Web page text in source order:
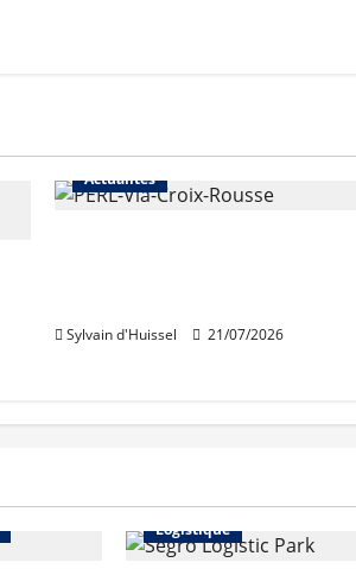
Actualités
Sylvain d'Huissel 21/07/2026
Logistique